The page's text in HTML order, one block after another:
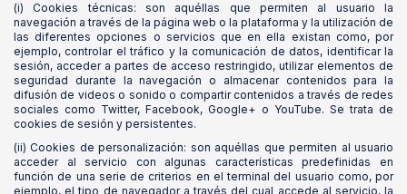
(i) Cookies técnicas: son aquéllas que permiten al usuario la
navegación a través de la página web o la plataforma y la utilización de
las diferentes opciones o servicios que en ella existan como, por
ejemplo, controlar el tráfico y la comunicación de datos, identificar la
sesión, acceder a partes de acceso restringido, utilizar elementos de
seguridad durante la navegación o almacenar contenidos para la
difusión de videos o sonido o compartir contenidos a través de redes
sociales como Twitter, Facebook, Google+ o YouTube. Se trata de
cookies de sesión y persistentes.
(ii) Cookies de personalización: son aquéllas que permiten al usuario
acceder al servicio con algunas características predefinidas en
función de una serie de criterios en el terminal del usuario como, por
ejemplo, el tipo de navegador a través del cual accede al servicio, la